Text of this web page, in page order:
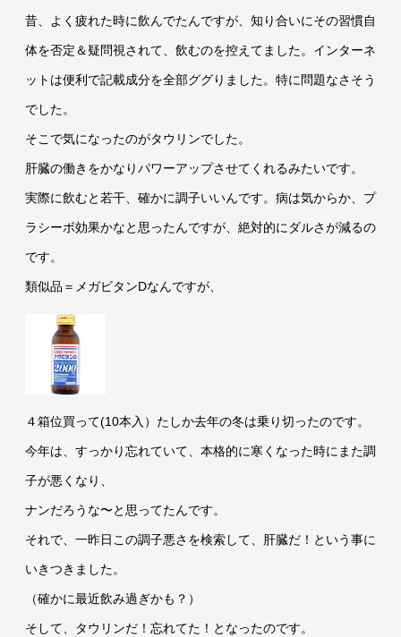
昔、よく疲れた時に飲んでたんですが、知り合いにその習慣自
体を否定＆疑問視されて、飲むのを控えてました。インターネ
ットは便利で記載成分を全部ググりました。特に問題なさそう
でした。
そこで気になったのがタウリンでした。
肝臓の働きをかなりパワーアップさせてくれるみたいです。
実際に飲むと若干、確かに調子いいんです。病は気からか、プ
ラシーボ効果かなと思ったんですが、絶対的にダルさが減るの
です。
類似品＝メガビタンDなんですが、
４箱位買って(10本入）たしか去年の冬は乗り切ったのです。
今年は、すっかり忘れていて、本格的に寒くなった時にまた調
子が悪くなり、
ナンだろうな〜と思ってたんです。
それで、一昨日この調子悪さを検索して、肝臓だ！という事に
いきつきました。
（確かに最近飲み過ぎかも？）
そして、タウリンだ！忘れてた！となったのです。